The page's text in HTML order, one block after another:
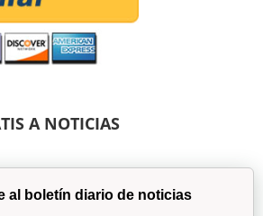
A NOTICIAS
al boletín diario de noticias